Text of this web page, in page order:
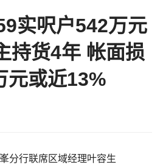
实呎户542万元
持货4年 帐面损
元或近13%
分行联席区域经理叶容生